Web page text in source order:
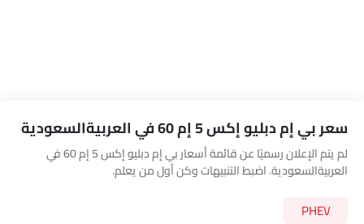
سعر بي إم دبليو إكس 5 إم 60 في العربيةالسعودية
لم يتم الإعلان رسميًا عن قائمة أسعار بي إم دبليو إكس 5 إم 60 في
العربيةالسعودية. اضبط التنبيهات وكن أول من يعلم.
PHEV